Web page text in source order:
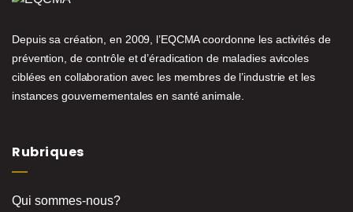
Depuis sa création, en 2009, l’EQCMA coordonne les activités de
prévention, de contrôle et d’éradication de maladies avicoles
ciblées en collaboration avec les membres de l’industrie et les
instances gouvernementales en santé animale.
Rubriques
Qui sommes-nous?